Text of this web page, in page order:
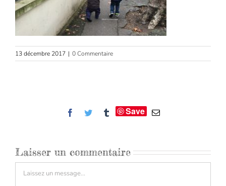
13 décembre 2017 | 0 Commentaire
Facebook
Twitter TumblrSave Email
Laisser un commentaire